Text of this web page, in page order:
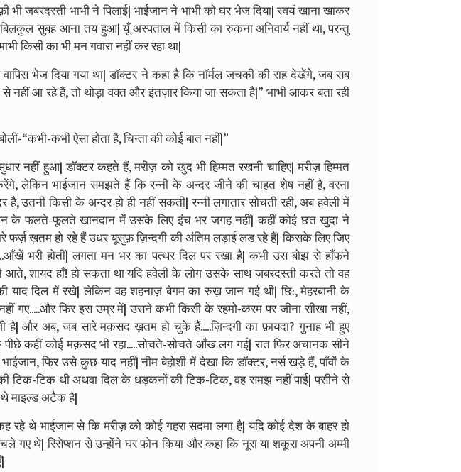
भी जबरदस्ती भाभी ने पिलाई| भाईजान ने भाभी को घर भेज दिया| स्वयं खाना खाकर
सुबह आना तय हुआ| यूँ अस्पताल में किसी का रुकना अनिवार्य नहीं था, परन्तु
किसी का भी मन गवारा नहीं कर रहा था|
भेज दिया गया था| डॉक्टर ने कहा है कि नॉर्मल जचकी की राह देखेंगे, जब सब
नहीं आ रहे हैं, तो थोड़ा वक्त और इंतज़ार किया जा सकता है|” भाभी आकर बता रही
“कभी-कभी ऐसा होता है, चिन्ता की कोई बात नहीं|”
नहीं हुआ| डॉक्टर कहते हैं, मरीज़ को खुद भी हिम्मत रखनी चाहिए| मरीज़ हिम्मत
लेकिन भाईजान समझते हैं कि रन्नी के अन्दर जीने की चाहत शेष नहीं है, वरना
है, उतनी किसी के अन्दर हो ही नहीं सकती| रन्नी लगातार सोचती रही, अब हवेली में
के फलते-फूलते खानदान में उसके लिए इंच भर जगह नहीं| कहीं कोई छत खुदा ने
फर्ज़ ख़तम हो रहे हैं उधर यूसुफ़ ज़िन्दगी की अंतिम लड़ाई लड़ रहे हैं| किसके लिए जिए
भरी होतीं| लगता मन भर का पत्थर दिल पर रखा है| कभी उस बोझ से हाँफने
आते, शायद हाँ! हो सकता था यदि हवेली के लोग उसके साथ ज़बरदस्ती करते तो वह
याद दिल में रखे| लेकिन वह शहनाज़ बेगम का रुख़ जान गई थी| छि:, मेहरबानी के
गए.....और फिर इस उम्र में| उसने कभी किसी के रहमो-करम पर जीना सीखा नहीं,
जी है| और अब, जब सारे मक़सद ख़तम हो चुके हैं.....ज़िन्दगी का फ़ायदा? गुनाह भी हुए
कहीं कोई मक़सद भी रहा.....सोचते-सोचते आँख लग गई| रात फिर अचानक सीने
भाईजान, फिर उसे कुछ याद नहीं| नीम बेहोशी में देखा कि डॉक्टर, नर्स खड़े हैं, पाँवों के
टिक-टिक थी अथवा दिल के धड़कनों की टिक-टिक, वह समझ नहीं पाई| पसीने से
माइल्ड अटैक है|
रहे थे भाईजान से कि मरीज़ को कोई गहरा सदमा लगा है| यदि कोई देश के बाहर हो
गए थे| रिसेप्शन से उन्होंने घर फोन किया और कहा कि नूरा या शकूरा अपनी अम्मी